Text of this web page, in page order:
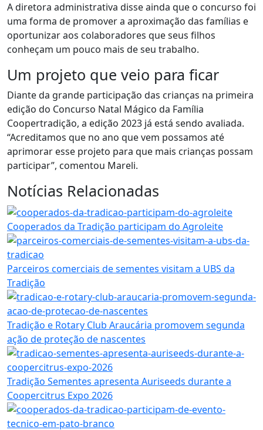
A diretora administrativa disse ainda que o concurso foi
uma forma de promover a aproximação das famílias e
oportunizar aos colaboradores que seus filhos
conheçam um pouco mais de seu trabalho.
Um projeto que veio para ficar
Diante da grande participação das crianças na primeira
edição do Concurso Natal Mágico da Família
Coopertradição, a edição 2023 já está sendo avaliada.
“Acreditamos que no ano que vem possamos até
aprimorar esse projeto para que mais crianças possam
participar”, comentou Mareli.
Notícias Relacionadas
Cooperados da Tradição participam do Agroleite
Parceiros comerciais de sementes visitam a UBS da
Tradição
Tradição e Rotary Club Araucária promovem segunda
ação de proteção de nascentes
Tradição Sementes apresenta Auriseeds durante a
Coopercitrus Expo 2026